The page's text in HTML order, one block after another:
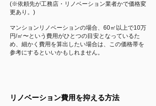
(※依頼先が工務店・リノベーション業者かで価格変
更あり。)
マンションリノベーションの場合、60㎡以上で10万
円/㎡〜という費用がひとつの目安となっているた
め、細かく費用を算出したい場合は、この価格帯を
参考にするといいかもしれません。
リノベーション費用を抑える方法